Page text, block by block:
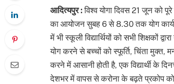
आदित्यपुर :विश्व योगा दिवस 21 जून को
का आयोजन सुबह 6 से 8.30 तक योग
में भी स्कूली विद्यार्थियों को सभी शिक्षकों
योग करने से बच्चों को स्फूर्ति, चिंता मुक्त,
करने में आसानी होती है, एक विद्यार्थी के
देशभर में वापस से करोना के बढ़ते प्रकोप को